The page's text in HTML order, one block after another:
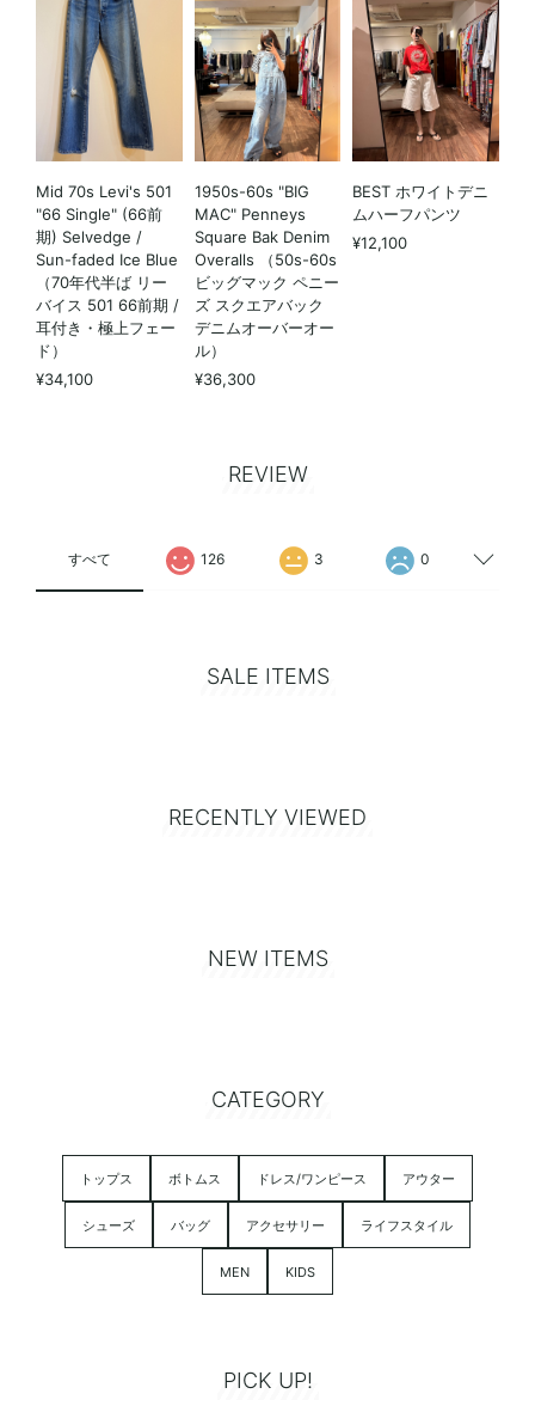
Mid 70s Levi's 501
"66 Single" (66前
期) Selvedge /
Sun-faded Ice Blue
（70年代半ば リー
バイス 501 66前期 /
耳付き・極上フェー
ド）
¥34,100
1950s-60s "BIG
MAC" Penneys
Square Bak Denim
Overalls （50s-60s
ビッグマック ペニー
ズ スクエアバック
デニムオーバーオー
ル）
¥36,300
BEST ホワイトデニ
ムハーフパンツ
¥12,100
REVIEW
すべて 126 3 0
SALE ITEMS
RECENTLY VIEWED
NEW ITEMS
CATEGORY
トップス ボトムス ドレス/ワンピース アウター
シューズ バッグ アクセサリー ライフスタイル
MEN KIDS
PICK UP!